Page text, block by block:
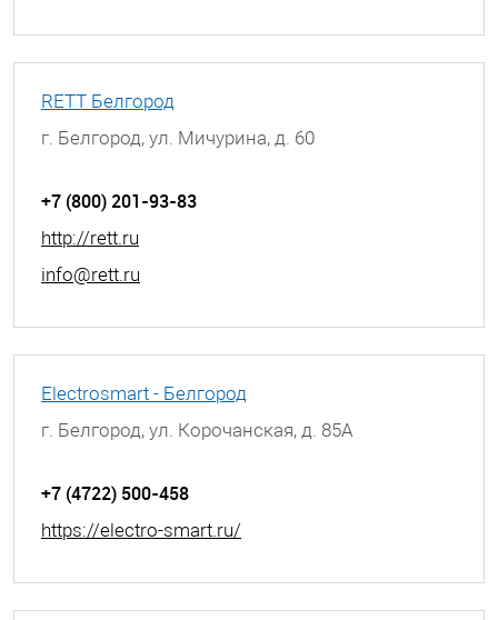
RETT Белгород
г. Белгород, ул. Мичурина, д. 60
+7 (800) 201-93-83
http://rett.ru
info@rett.ru
Electrosmart - Белгород
г. Белгород, ул. Корочанская, д. 85А
+7 (4722) 500-458
https://electro-smart.ru/